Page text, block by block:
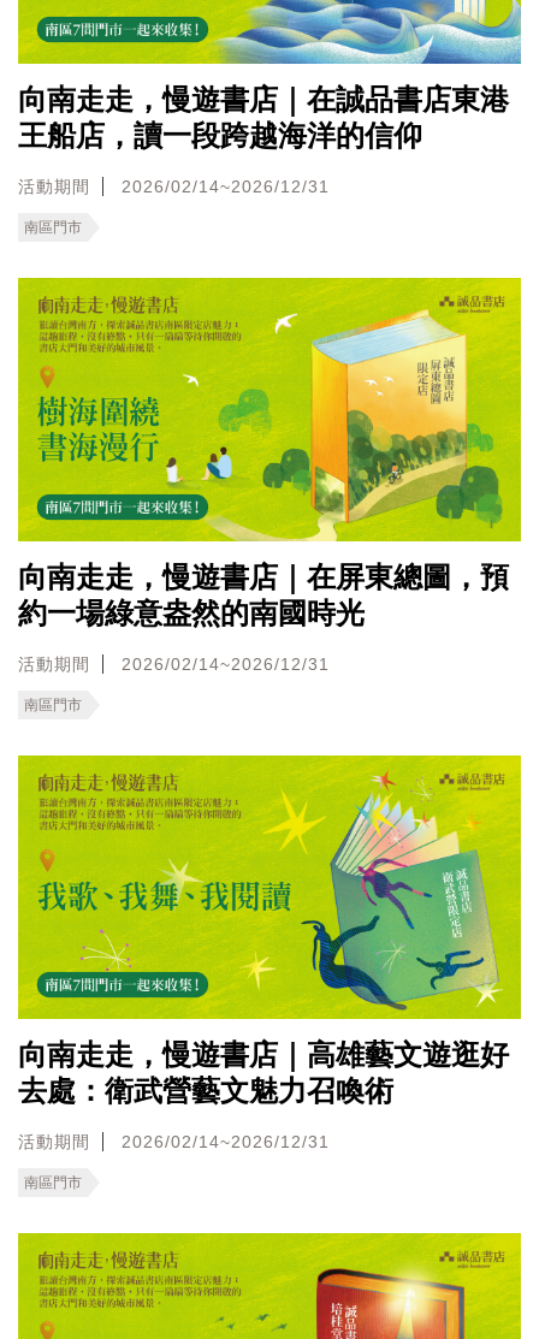
向南走走，慢遊書店｜在誠品書店東港
王船店，讀一段跨越海洋的信仰
活動期間 2026/02/14~2026/12/31
南區門市
向南走走，慢遊書店｜在屏東總圖，預
約一場綠意盎然的南國時光
活動期間 2026/02/14~2026/12/31
南區門市
向南走走，慢遊書店｜高雄藝文遊逛好
去處：衛武營藝文魅力召喚術
活動期間 2026/02/14~2026/12/31
南區門市